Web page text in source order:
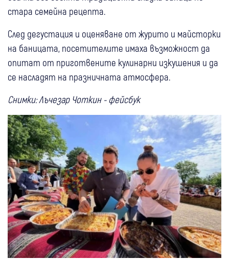
стара семейна рецепта.
След дегустация и оценяване от журито и майсторки
на баницата, посетителите имаха възможност да
опитат от приготвените кулинарни изкушения и да
се насладят на празничната атмосфера.
Снимки: Лъчезар Чоткин - фейсбук